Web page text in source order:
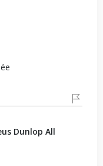
Dunlop All